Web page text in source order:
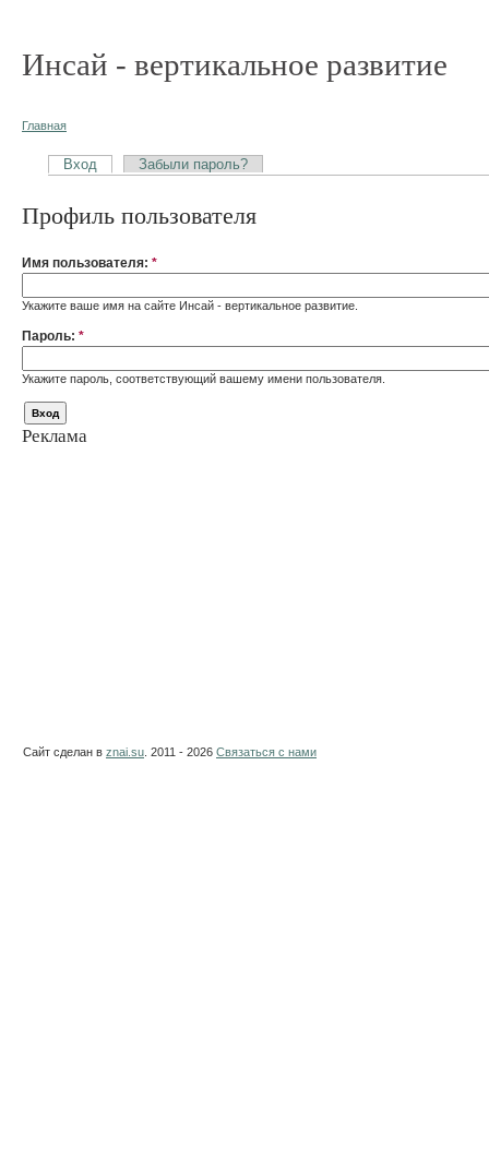
Инсай - вертикальное развитие
Главная
Вход Забыли пароль?
Профиль пользователя
Имя пользователя: *
Укажите ваше имя на сайте Инсай - вертикальное развитие.
Пароль: *
Укажите пароль, соответствующий вашему имени пользователя.
Реклама
Сайт сделан в znai.su . 2011 - 2026 Связаться с нами